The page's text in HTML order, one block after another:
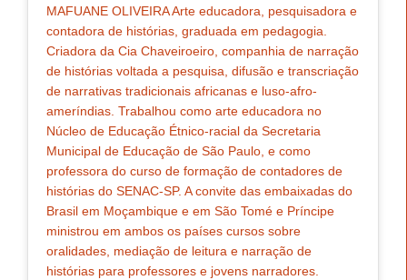
MAFUANE OLIVEIRA Arte educadora, pesquisadora e
contadora de histórias, graduada em pedagogia.
Criadora da Cia Chaveiroeiro, companhia de narração
de histórias voltada a pesquisa, difusão e transcriação
de narrativas tradicionais africanas e luso-afro-
ameríndias. Trabalhou como arte educadora no
Núcleo de Educação Étnico-racial da Secretaria
Municipal de Educação de São Paulo, e como
professora do curso de formação de contadores de
histórias do SENAC-SP. A convite das embaixadas do
Brasil em Moçambique e em São Tomé e Príncipe
ministrou em ambos os países cursos sobre
oralidades, mediação de leitura e narração de
histórias para professores e jovens narradores.